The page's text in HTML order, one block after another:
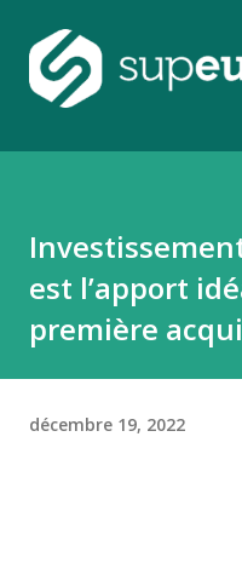
est l’apport
première
décembre 19, 2022